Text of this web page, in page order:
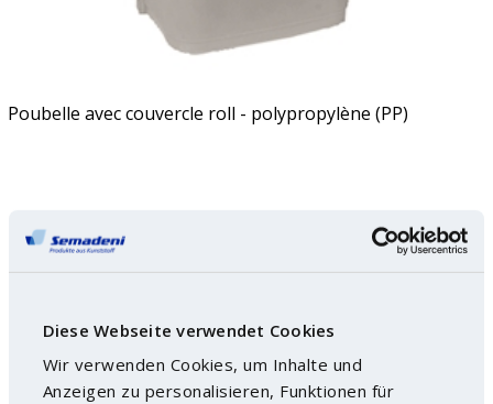
Diese Webseite verwendet Cookies
Wir verwenden Cookies, um Inhalte und
Anzeigen zu personalisieren, Funktionen für
Poubelle avec couvercle roll - polypropylène (PP)